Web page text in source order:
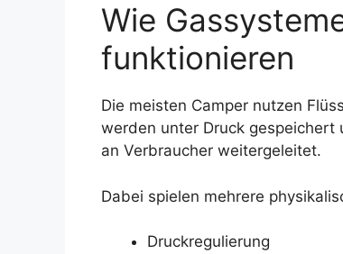
Wie
funktionieren
Die meisten Camper nutzen
werden unter Druck gespeichert
an Verbraucher weitergeleitet.
Dabei spielen mehrere
Druckregulierung